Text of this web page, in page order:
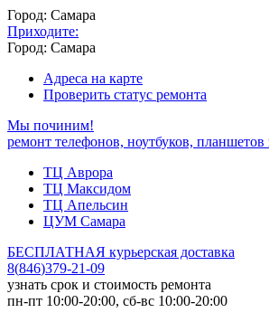
Город: Самара
Приходите:
Город: Самара
Адреса на карте
Проверить статус ремонта
Мы починим!
ремонт телефонов, ноутбуков,
ТЦ Аврора
ТЦ Максидом
ТЦ Апельсин
ЦУМ Самара
БЕСПЛАТНАЯ курьерская доставка
8(846)379-21-09
узнать срок и стоимость ремонта
пн-пт 10:00-20:00, сб-вс 10:00-20:00